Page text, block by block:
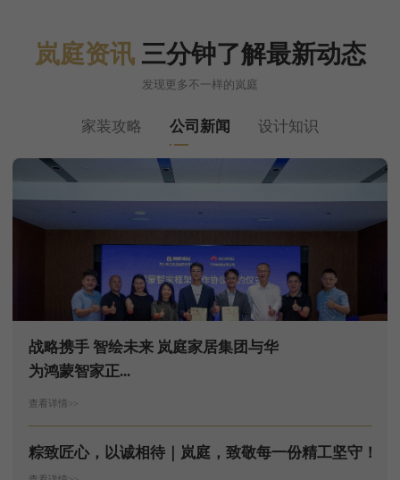
岚庭资讯 三分钟了解最新动态
发现更多不一样的岚庭
家装攻略 公司新闻 设计知识
战略携手 智绘未来 岚庭家居集团与华
为鸿蒙智家正...
查看详情>>
粽致匠心，以诚相待｜岚庭，致敬每一份精工坚守！